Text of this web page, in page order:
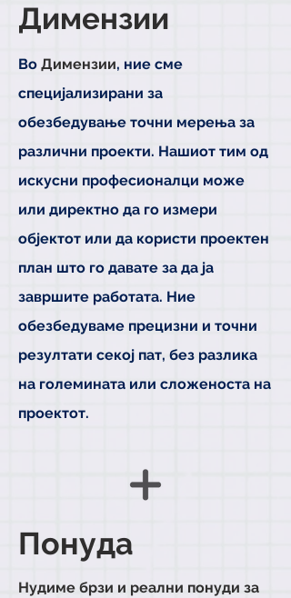
Димензии
Во Димензии, ние сме
специјализирани за
обезбедување точни мерења за
различни проекти. Нашиот тим од
искусни професионалци може
или директно да го измери
објектот или да користи проектен
план што го давате за да ја
завршите работата. Ние
обезбедуваме прецизни и точни
резултати секој пат, без разлика
на големината или сложеноста на
проектот.
Понуда
Нудиме брзи и реални понуди за